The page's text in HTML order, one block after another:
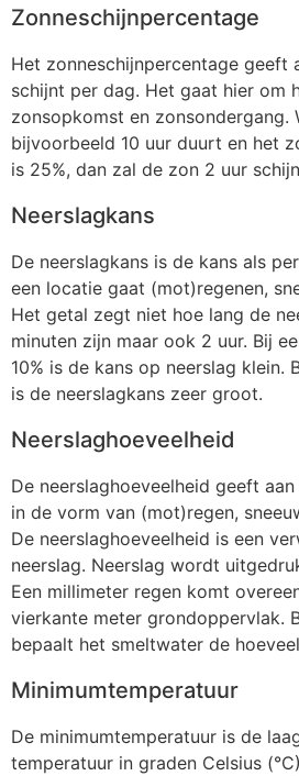
Zonneschijnpercentage
Het zonneschijnpercentage geeft
schijnt per dag. Het gaat hier om
zonsopkomst en zonsondergang.
bijvoorbeeld 10 uur duurt en het
is 25%, dan zal de zon 2 uur
Neerslagkans
De neerslagkans is de kans als
een locatie gaat (mot)regenen,
Het getal zegt niet hoe lang de
minuten zijn maar ook 2 uur. Bij
10% is de kans op neerslag klein.
is de neerslagkans zeer groot.
Neerslaghoeveelheid
De neerslaghoeveelheid geeft
in de vorm van (mot)regen,
De neerslaghoeveelheid is een
neerslag. Neerslag wordt
Een millimeter regen komt
vierkante meter grondoppervlak.
bepaalt het smeltwater de
Minimumtemperatuur
De minimumtemperatuur is de
temperatuur in graden Celsius